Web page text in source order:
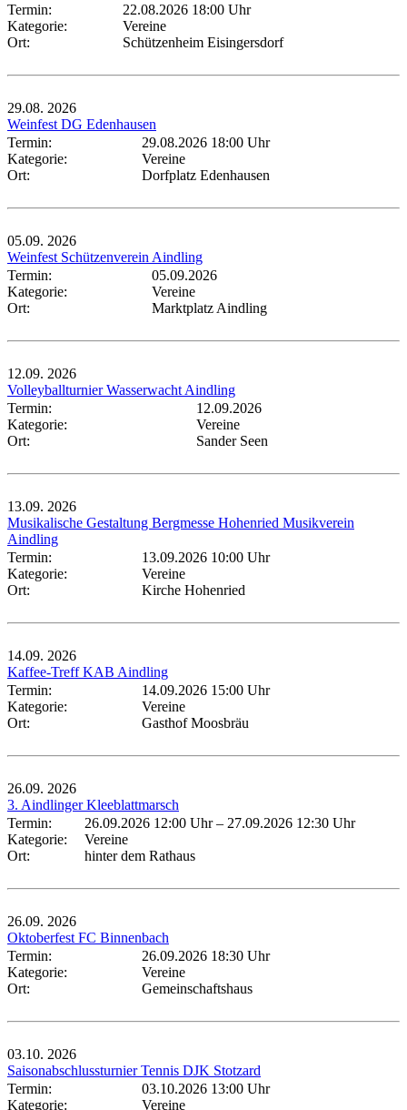
Termin:
22.08.2026 18:00 Uhr
Kategorie:
Vereine
Ort:
Schützenheim Eisingersdorf
29.08. 2026
Weinfest DG Edenhausen
Termin:
29.08.2026 18:00 Uhr
Kategorie:
Vereine
Ort:
Dorfplatz Edenhausen
05.09. 2026
Weinfest Schützenverein Aindling
Termin:
05.09.2026
Kategorie:
Vereine
Ort:
Marktplatz Aindling
12.09. 2026
Volleyballturnier Wasserwacht Aindling
Termin:
12.09.2026
Kategorie:
Vereine
Ort:
Sander Seen
13.09. 2026
Musikalische Gestaltung Bergmesse Hohenried Musikverein
Aindling
Termin:
13.09.2026 10:00 Uhr
Kategorie:
Vereine
Ort:
Kirche Hohenried
14.09. 2026
Kaffee-Treff KAB Aindling
Termin:
14.09.2026 15:00 Uhr
Kategorie:
Vereine
Ort:
Gasthof Moosbräu
26.09. 2026
3. Aindlinger Kleeblattmarsch
Termin:
26.09.2026 12:00 Uhr– 27.09.2026 12:30 Uhr
Kategorie:
Vereine
Ort:
hinter dem Rathaus
26.09. 2026
Oktoberfest FC Binnenbach
Termin:
26.09.2026 18:30 Uhr
Kategorie:
Vereine
Ort:
Gemeinschaftshaus
03.10. 2026
Saisonabschlussturnier Tennis DJK Stotzard
Termin:
03.10.2026 13:00 Uhr
Kategorie:
Vereine